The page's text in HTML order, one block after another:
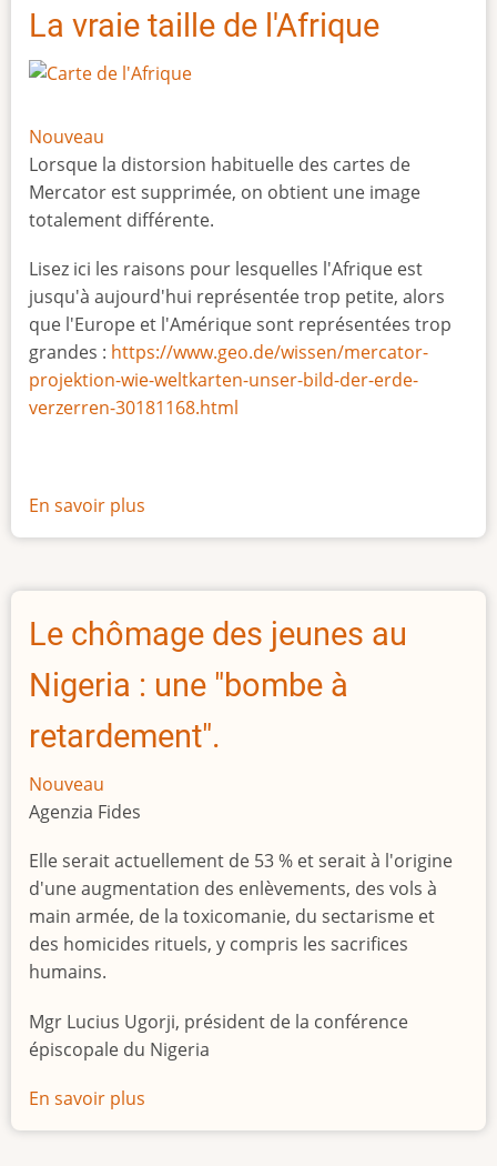
La vraie taille de l'Afrique
Nouveau
Lorsque la distorsion habituelle des cartes de
Mercator est supprimée, on obtient une image
totalement différente.
Lisez ici les raisons pour lesquelles l'Afrique est
jusqu'à aujourd'hui représentée trop petite, alors
que l'Europe et l'Amérique sont représentées trop
grandes : https://www.geo.de/wissen/mercator-
projektion-wie-weltkarten-unser-bild-der-erde-
verzerren-30181168.html
En savoir plus
La
taille
l'Afrique
Le chômage des jeunes au
Nigeria : une "bombe à
retardement".
Nouveau
Agenzia Fides
Elle serait actuellement de 53 % et serait à l'origine
d'une augmentation des enlèvements, des vols à
main armée, de la toxicomanie, du sectarisme et
des homicides rituels, y compris les sacrifices
humains.
Mgr Lucius Ugorji, président de la conférence
épiscopale du Nigeria
En savoir plus
Le